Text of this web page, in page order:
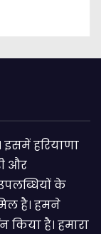
हरियाणा
और
के
है। हमने
है। हमारा